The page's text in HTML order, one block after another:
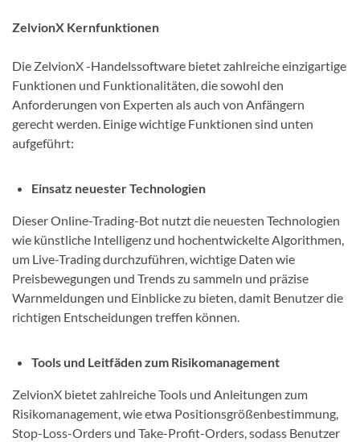
ZelvionX Kernfunktionen
Die ZelvionX -Handelssoftware bietet zahlreiche einzigartige
Funktionen und Funktionalitäten, die sowohl den
Anforderungen von Experten als auch von Anfängern
gerecht werden. Einige wichtige Funktionen sind unten
aufgeführt:
Einsatz neuester Technologien
Dieser Online-Trading-Bot nutzt die neuesten Technologien
wie künstliche Intelligenz und hochentwickelte Algorithmen,
um Live-Trading durchzuführen, wichtige Daten wie
Preisbewegungen und Trends zu sammeln und präzise
Warnmeldungen und Einblicke zu bieten, damit Benutzer die
richtigen Entscheidungen treffen können.
Tools und Leitfäden zum Risikomanagement
ZelvionX bietet zahlreiche Tools und Anleitungen zum
Risikomanagement, wie etwa Positionsgrößenbestimmung,
Stop-Loss-Orders und Take-Profit-Orders, sodass Benutzer